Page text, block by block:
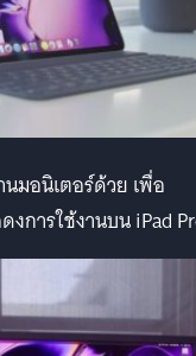
มอนิเตอร์ด้วย เพื่อ
การใช้งานบน iPad